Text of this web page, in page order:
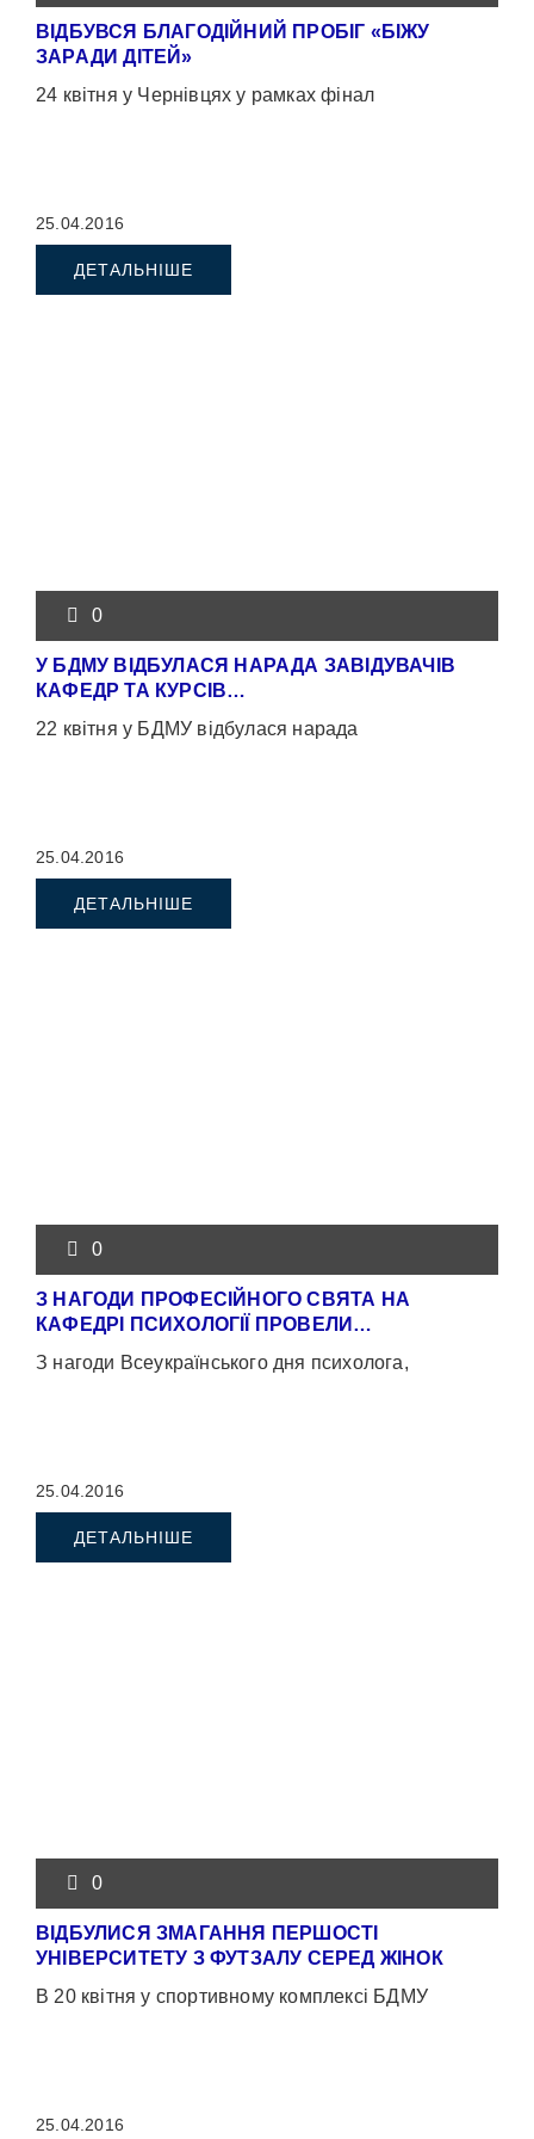
ВІДБУВСЯ БЛАГОДІЙНИЙ ПРОБІГ «БІЖУ
ЗАРАДИ ДІТЕЙ»
24 квітня у Чернівцях у рамках фінал
25.04.2016
ДЕТАЛЬНІШЕ
0
У БДМУ ВІДБУЛАСЯ НАРАДА ЗАВІДУВАЧІВ
КАФЕДР ТА КУРСІВ…
22 квітня у БДМУ відбулася нарада
25.04.2016
ДЕТАЛЬНІШЕ
0
З НАГОДИ ПРОФЕСІЙНОГО СВЯТА НА
КАФЕДРІ ПСИХОЛОГІЇ ПРОВЕЛИ…
З нагоди Всеукраїнського дня психолога,
25.04.2016
ДЕТАЛЬНІШЕ
0
ВІДБУЛИСЯ ЗМАГАННЯ ПЕРШОСТІ
УНІВЕРСИТЕТУ З ФУТЗАЛУ СЕРЕД ЖІНОК
В 20 квітня у спортивному комплексі БДМУ
25.04.2016